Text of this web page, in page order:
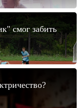
смог забить